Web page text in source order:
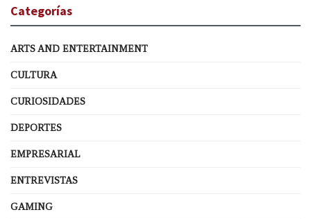
Categorías
ARTS AND ENTERTAINMENT
CULTURA
CURIOSIDADES
DEPORTES
EMPRESARIAL
ENTREVISTAS
GAMING